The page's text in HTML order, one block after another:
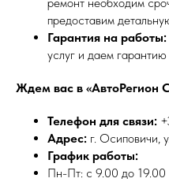
предоставим
Гарантия на работы:
услуг и даем
Ждем вас в «АвтоРегион
Телефон для связи:
Адрес: г. Осиповичи,
График работы:
Пн-Пт: с 9.00 до 19.00